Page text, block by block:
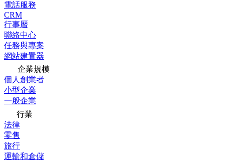
電話服務
CRM
行事曆
聯絡中心
任務與專案
網站建置器
企業規模
個人創業者
小型企業
一般企業
行業
法律
零售
旅行
運輸和倉儲